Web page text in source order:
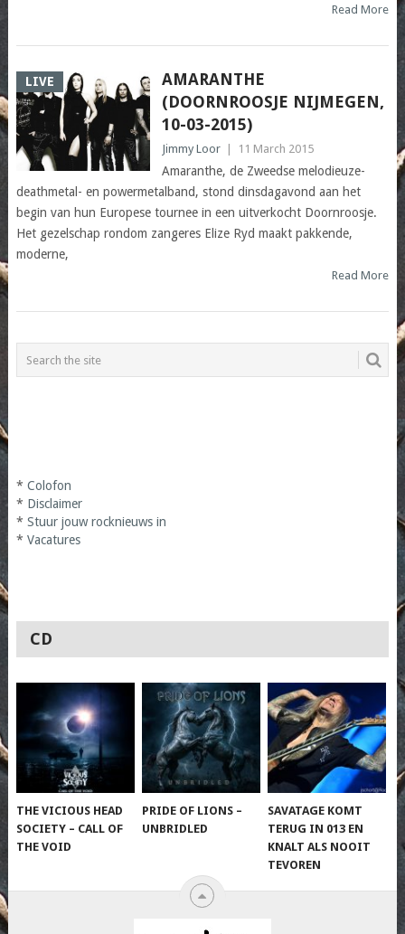
Read More
LIVE
AMARANTHE
(DOORNROOSJE NIJMEGEN,
10-03-2015)
Jimmy Loor 11 March 2015
Amaranthe, de Zweedse melodieuze-
deathmetal- en powermetalband, stond dinsdagavond aan het
begin van hun Europese tournee in een uitverkocht Doornroosje.
Het gezelschap rondom zangeres Elize Ryd maakt pakkende,
moderne,
Read More
* Colofon
* Disclaimer
* Stuur jouw rocknieuws in
* Vacatures
CD
THE VICIOUS HEAD
SOCIETY – CALL OF
THE VOID
PRIDE OF LIONS –
UNBRIDLED
SAVATAGE KOMT
TERUG IN 013 EN
KNALT ALS NOOIT
TEVOREN